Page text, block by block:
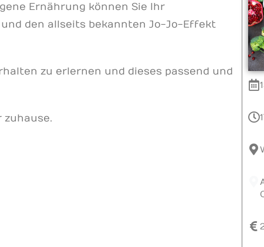
Ernährung können Sie Ihr
den allseits bekannten Jo-Jo-Effekt
zu erlernen und dieses passend und